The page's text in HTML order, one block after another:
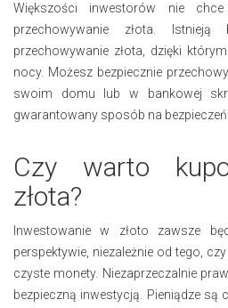
Większości inwestorów nie
przechowywanie złota.
przechowywanie złota, dzięki
nocy. Możesz bezpiecznie
swoim domu lub w bankowej
gwarantowany sposób na
Czy warto
złota?
Inwestowanie w złoto zawsze
perspektywie, niezależnie od tego,
czyste monety. Niezaprzeczalnie
bezpieczną inwestycją. Pieniądze są